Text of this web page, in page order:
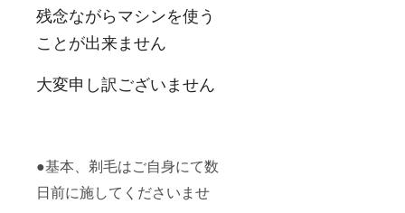
残念ながらマシンを使う
ことが出来ません
大変申し訳ございません
●基本、剃毛はご自身にて数
日前に施してくださいませ